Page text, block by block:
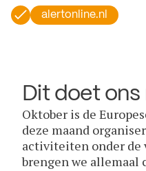
alertonline.nl
Dit doet
Oktober is de
deze maand
activiteiten onder de
brengen we allemaal